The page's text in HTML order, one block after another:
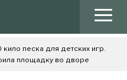
кило песка для детских игр.
площадку во дворе